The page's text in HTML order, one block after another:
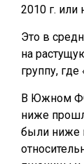
2010 г. или
Это в
на
группу, где
В Южном
ниже
были ниже